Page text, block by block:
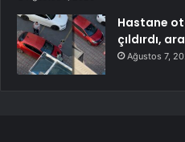
Hastane
çıldırdı,
Ağustos 7,